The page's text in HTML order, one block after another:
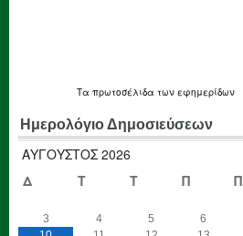
Τα πρωτοσέλιδα των εφημερίδων
Ημερολόγιο Δημοσιεύσεων
ΑΎΓΟΥΣΤΟΣ 2026
Δ
Τ Τ Π Π
3
4 5 6